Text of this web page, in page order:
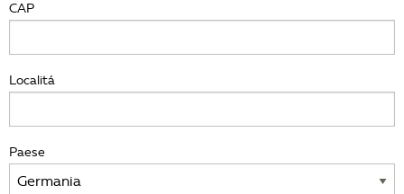
CAP
Localitá
Paese